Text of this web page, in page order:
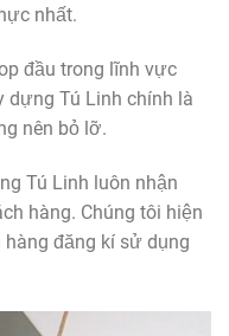
nhất.
đầu trong lĩnh vực
dựng Tú Linh chính là
nên bỏ lỡ.
Tú Linh luôn nhận
hàng. Chúng tôi hiện
đăng kí sử dụng